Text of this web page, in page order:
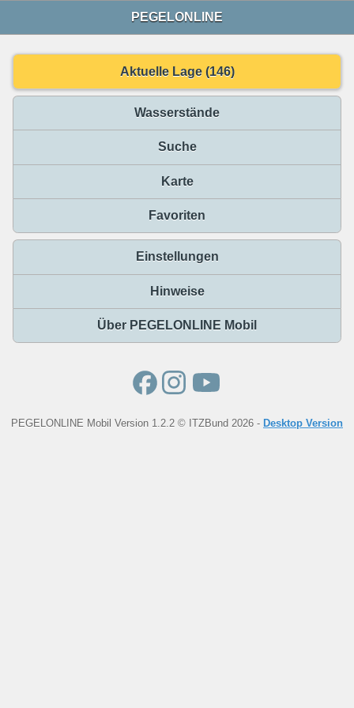
PEGELONLINE
Aktuelle Lage (146)
Wasserstände
Suche
Karte
Favoriten
Einstellungen
Hinweise
Über PEGELONLINE Mobil
PEGELONLINE Mobil Version 1.2.2 © ITZBund 2026 - Desktop Version